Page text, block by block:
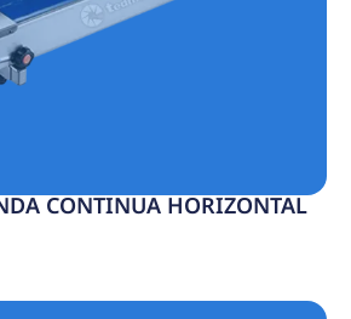
CONTINUA HORIZONTAL